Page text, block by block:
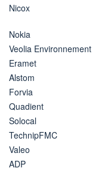
Nicox
Nokia
Veolia Environnement
Eramet
Alstom
Forvia
Quadient
Solocal
TechnipFMC
Valeo
ADP